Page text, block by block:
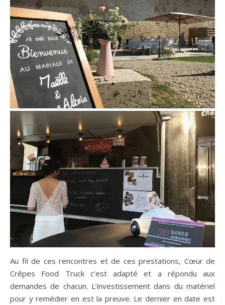
Au fil de ces rencontres et de ces prestations, Cœur de
Crêpes Food Truck c’est adapté et a répondu aux
demandes de chacun. L’investissement dans du matériel
pour y remédier en est la preuve. Le dernier en date est